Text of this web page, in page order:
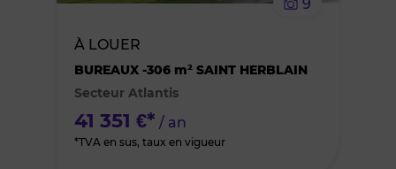
9
À LOUER
BUREAUX -306 m² SAINT HERBLAIN
Secteur Atlantis
41 351 €* / an
*TVA en sus, taux en vigueur